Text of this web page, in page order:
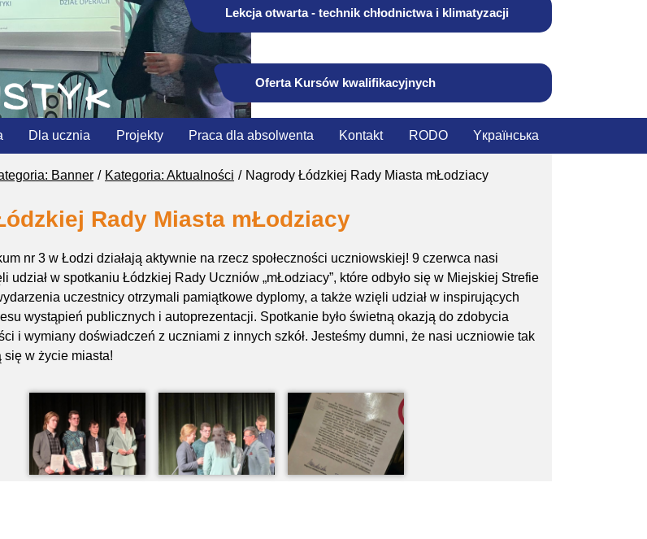
Lekcja otwarta - technik chłodnictwa i klimatyzacji
Oferta Kursów kwalifikacyjnych
Dla ucznia Projekty Praca dla absolwenta Kontakt RODO Yкраїнська
Banner Kategoria: Aktualności Nagrody Łódzkiej Rady Miasta mŁodziacy
Rady Miasta mŁodziacy
nr 3 w Łodzi działają aktywnie na rzecz społeczności uczniowskiej! 9 czerwca nasi
udział w spotkaniu Łódzkiej Rady Uczniów „mŁodziacy”, które odbyło się w Miejskiej Strefie
uczestnicy otrzymali pamiątkowe dyplomy, a także wzięli udział w inspirujących
wystąpień publicznych i autoprezentacji. Spotkanie było świetną okazją do zdobycia
i wymiany doświadczeń z uczniami z innych szkół. Jesteśmy dumni, że nasi uczniowie tak
w życie miasta!